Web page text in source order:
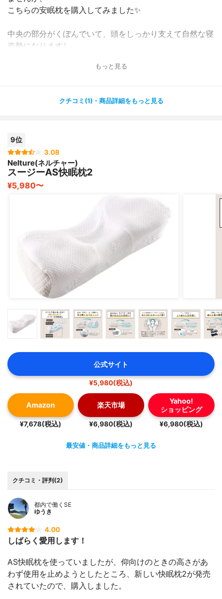
こちらの安眠枕を購入してみました✨
中央の部分がくぼんでいて、頭をしっかり支えて自然な寝
姿勢になりますし、
12センチでちょうどいいです✨
私はいびきをかくわけではなかったので、明確な効果はわ
かりませんが、
確かにぐっすり眠れるようにはなりました?
いびきをかかない方にもおすすめです！
もっと見る
クチコミ(1)・商品詳細をもっと見る
9位
3.08
Nelture(ネルチャー)
スージーAS快眠枕2
¥5,980〜
公式サイト
¥5,980(税込)
Amazon
¥7,678(税込)
楽天市場
¥6,980(税込)
Yahoo!
ショッピング
¥6,980(税込)
最安値・商品詳細をもっと見る
クチコミ・評判(2)
都内で働くSE
ゆうき
4.00
しばらく愛用します！
AS快眠枕を使っていましたが、仰向けのときの高さがあ
わず使用を止めようとしたところ、新しい快眠枕2が発売
されていたので、購入しました。